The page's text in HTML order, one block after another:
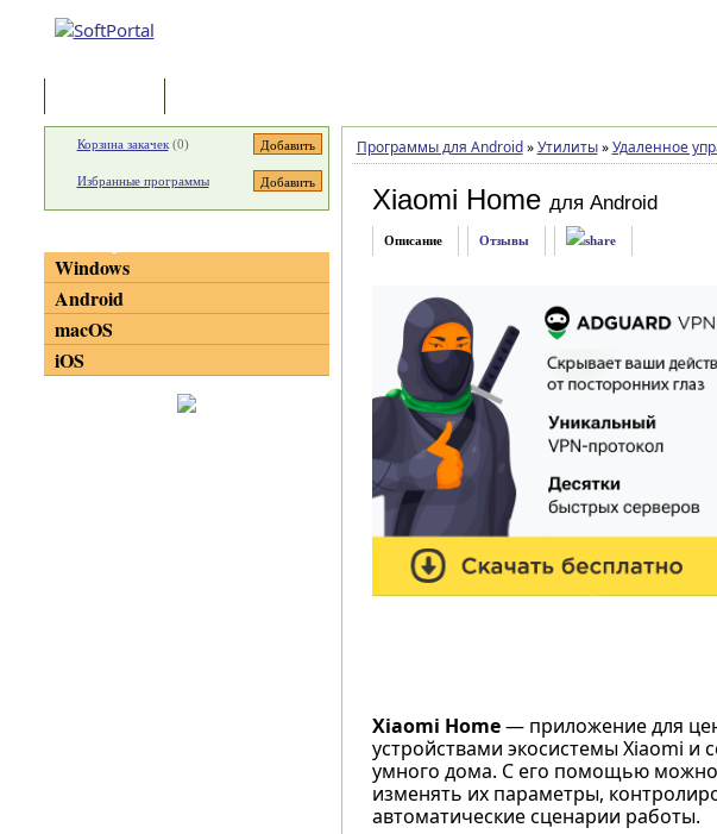
Программы для Android » Утилиты » Удаленное
Xiaomi Home для Android
Описание Отзывы
Xiaomi Home— приложение для
устройствами экосистемы Xiaomi
умного дома. С его помощью можно
изменять их параметры,
автоматические сценарии работы.
Корзина закачек(0)
Избранные программы
Windows
Android
macOS
iOS